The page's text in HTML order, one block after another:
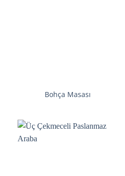
Bohça Masası